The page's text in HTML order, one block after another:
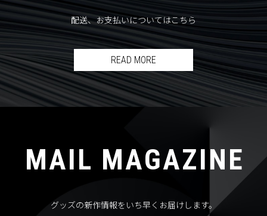
配送、お支払いについてはこちら
READ MORE
MAIL MAGAZINE
グッズの新作情報をいち早くお届けします。